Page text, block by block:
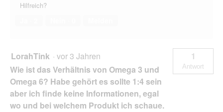
Hilfreich?
LorahTink · vor 3 Jahren
Wie ist das Verhältnis von Omega 3 und
Omega 6? Habe gehört es sollte 1:4 sein
aber ich finde keine Informationen, egal
wo und bei welchem Produkt ich schaue.
1
Antwort